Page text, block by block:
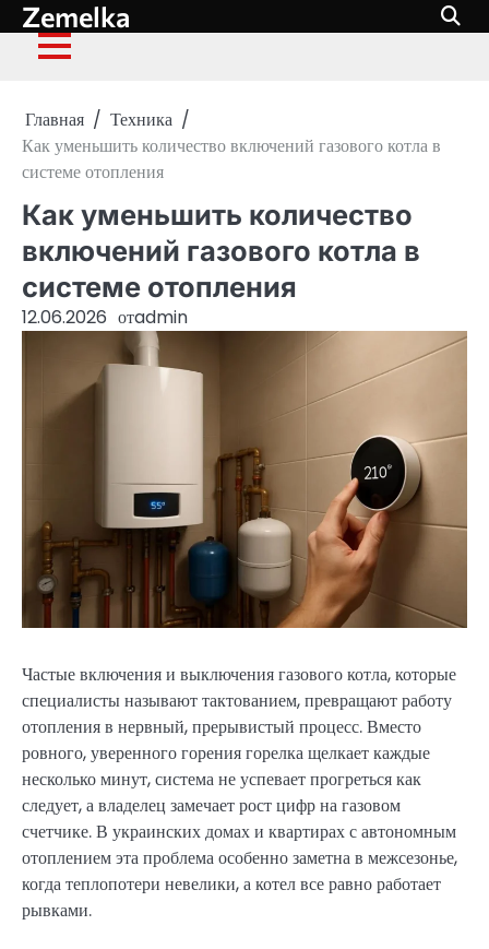
Перейти
к
содержимому
Zemelka
Главная
Техника
Как уменьшить количество включений газового котла в
системе отопления
Как уменьшить количество
включений газового котла в
системе отопления
12.06.2026 отadmin
Частые включения и выключения газового котла, которые
специалисты называют тактованием, превращают работу
отопления в нервный, прерывистый процесс. Вместо
ровного, уверенного горения горелка щелкает каждые
несколько минут, система не успевает прогреться как
следует, а владелец замечает рост цифр на газовом
счетчике. В украинских домах и квартирах с автономным
отоплением эта проблема особенно заметна в межсезонье,
когда теплопотери невелики, а котел все равно работает
рывками.